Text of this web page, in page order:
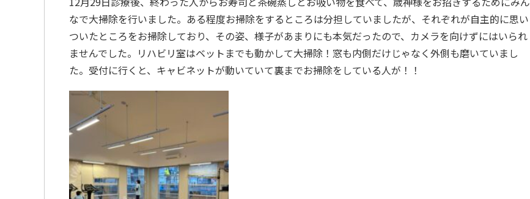
なで大掃除を行いました。ある程度お掃除をするところは分担していましたが、それぞれが自主的に思い
ついたところをお掃除しており、その姿、様子があまりにも本気だったので、カメラを向けずにはいられ
ませんでした。リハビリ室はベットまでも動かして大掃除！窓も内側だけじゃなく外側も磨いていまし
た。受付に行くと、キャビネットが動いていて裏までお掃除をしている人が！！